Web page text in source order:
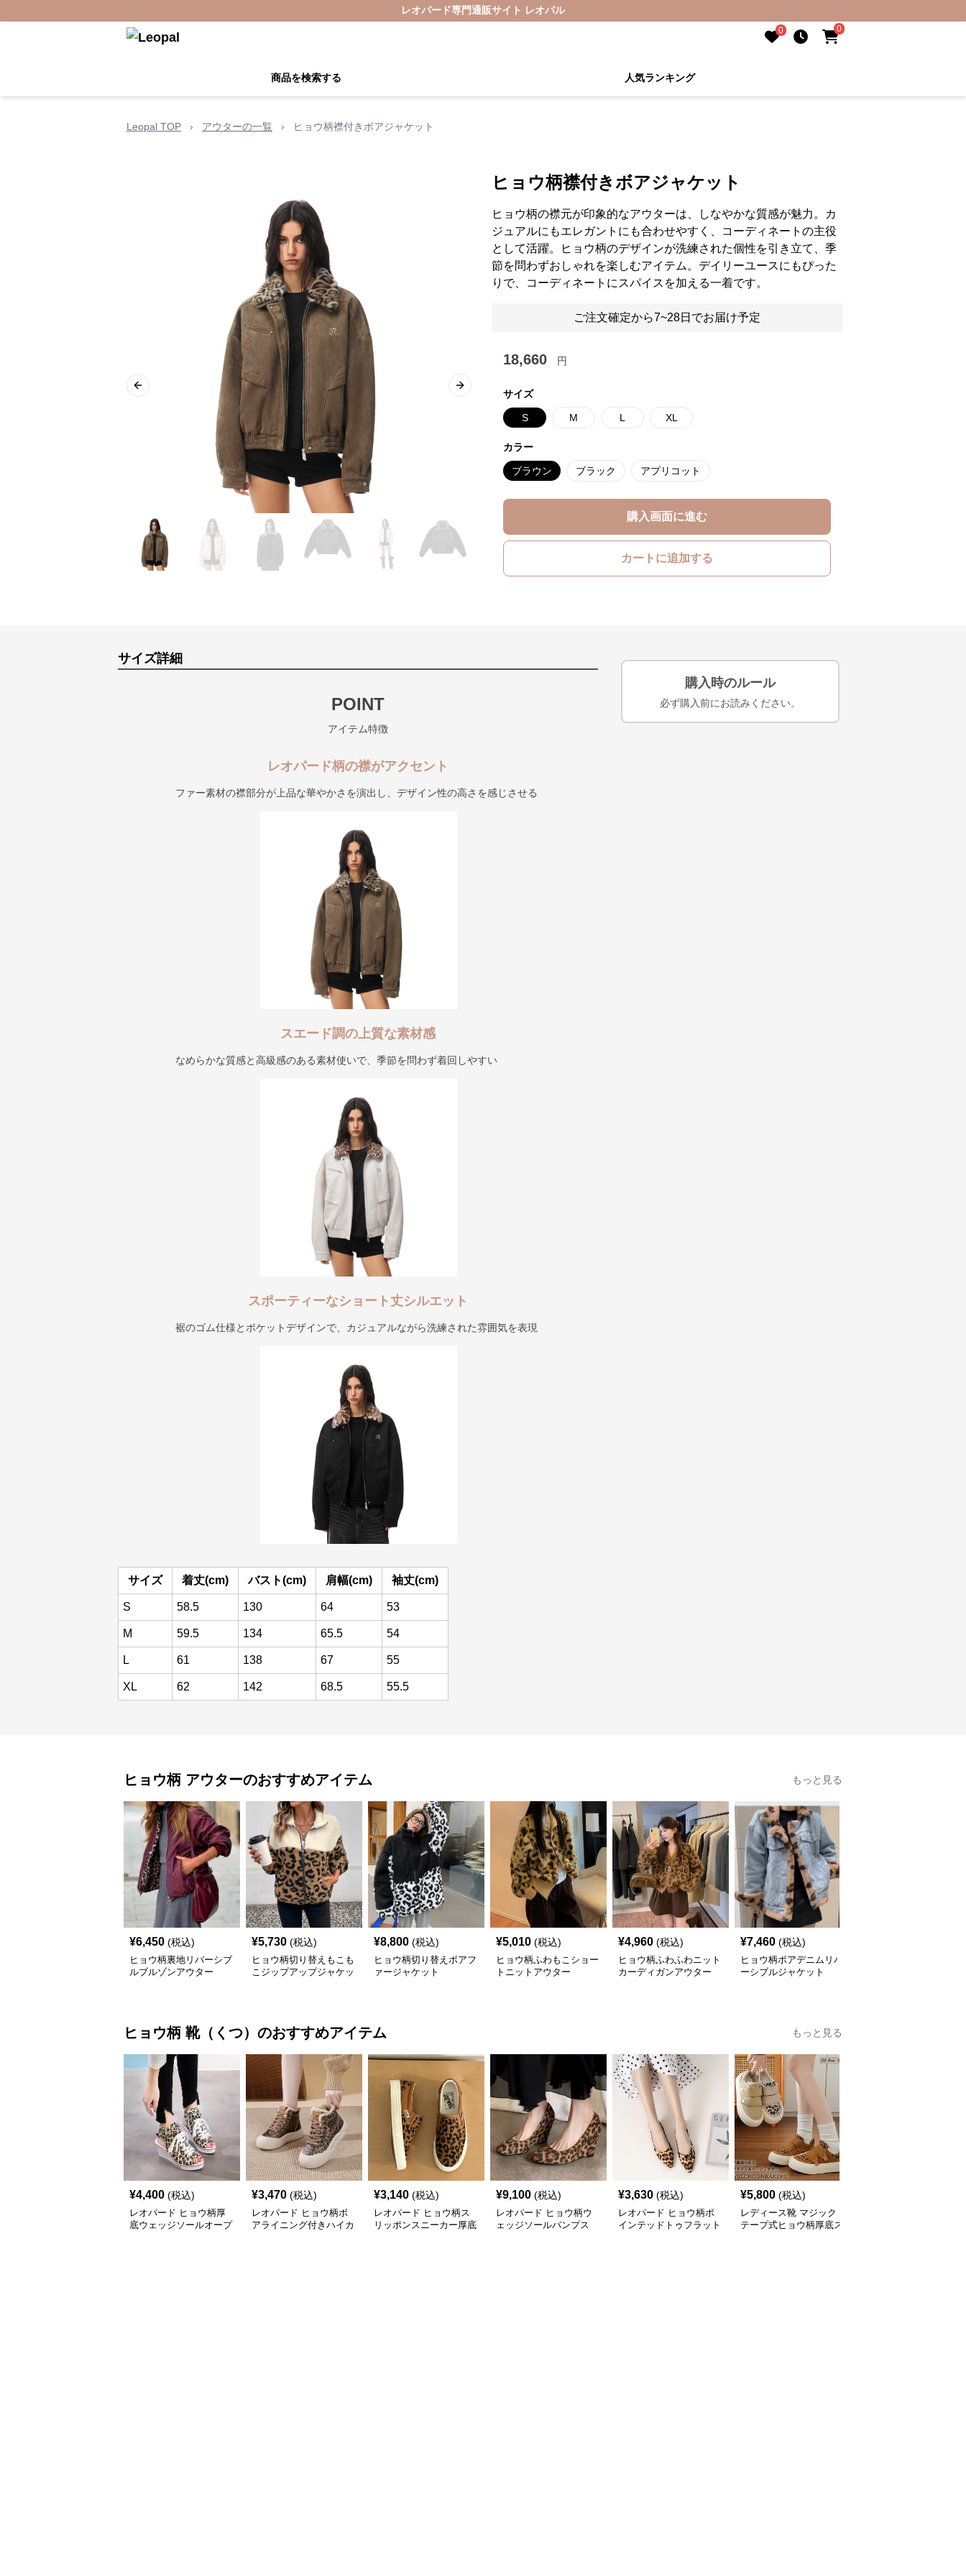
レオパード専門通販サイト レオパル
0 0
商品を検索する 人気ランキング
Leopal TOP › アウターの一覧 › ヒョウ柄襟付きボアジャケット
Previous slide Next slide
ヒョウ柄襟付きボアジャケット
ヒョウ柄の襟元が印象的なアウターは、しなやかな質感が魅力。カ
ジュアルにもエレガントにも合わせやすく、コーディネートの主役
として活躍。ヒョウ柄のデザインが洗練された個性を引き立て、季
節を問わずおしゃれを楽しむアイテム。デイリーユースにもぴった
りで、コーディネートにスパイスを加える一着です。
ご注文確定から7~28日でお届け予定
18,660 円
サイズ
S M L XL
カラー
ブラウン ブラック アプリコット
購入画面に進む
カートに追加する
サイズ詳細
POINT
アイテム特徴
レオパード柄の襟がアクセント
ファー素材の襟部分が上品な華やかさを演出し、デザイン性の高さを感じさせる
スエード調の上質な素材感
なめらかな質感と高級感のある素材使いで、季節を問わず着回しやすい
スポーティーなショート丈シルエット
裾のゴム仕様とポケットデザインで、カジュアルながら洗練された雰囲気を表現
サイズ 着丈(cm) バスト(cm) 肩幅(cm) 袖丈(cm)
S 58.5 130 64 53
M 59.5 134 65.5 54
L 61 138 67 55
XL 62 142 68.5 55.5
購入時のルール
必ず購入前にお読みください。
ヒョウ柄 アウターのおすすめアイテム もっと見る
¥6,450 (税込)
ヒョウ柄裏地リバーシブ
ルブルゾンアウター
¥5,730 (税込)
ヒョウ柄切り替えもこも
こジップアップジャケッ
¥8,800 (税込)
ヒョウ柄切り替えボアフ
ァージャケット
¥5,010 (税込)
ヒョウ柄ふわもこショー
トニットアウター
¥4,960 (税込)
ヒョウ柄ふわふわニット
カーディガンアウター
¥7,460 (税込)
ヒョウ柄ボアデニムリバ
ーシブルジャケット
ヒョウ柄 靴（くつ） のおすすめアイテム もっと見る
¥4,400 (税込)
レオパード ヒョウ柄厚
底ウェッジソールオープ
¥3,470 (税込)
レオパード ヒョウ柄ボ
アライニング付きハイカ
¥3,140 (税込)
レオパード ヒョウ柄ス
リッポンスニーカー厚底
¥9,100 (税込)
レオパード ヒョウ柄ウ
ェッジソールパンプス
¥3,630 (税込)
レオパード ヒョウ柄ポ
インテッドトゥフラット
¥5,800 (税込)
レディース靴 マジック
テープ式ヒョウ柄厚底ス